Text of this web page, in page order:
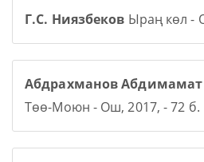
Г.С. Ниязбеков Ыраң көл -
Абдрахманов Абдимамат
Төө-Моюн - Ош, 2017, - 72 б.